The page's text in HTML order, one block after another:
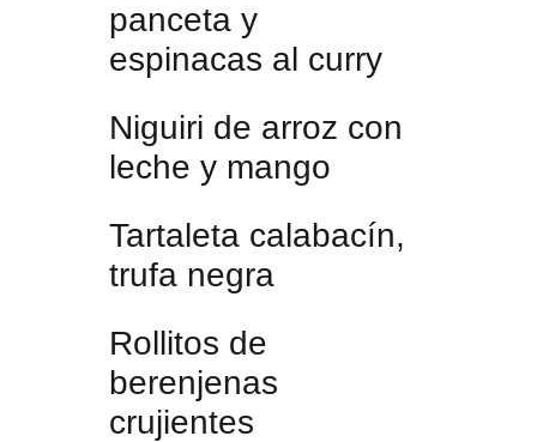
panceta y
espinacas al curry
Niguiri de arroz con
leche y mango
Tartaleta calabacín,
trufa negra
Rollitos de
berenjenas
crujientes